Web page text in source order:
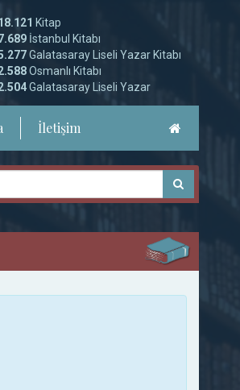
Kitap
İstanbul Kitabı
Galatasaray Liseli Yazar Kitabı
Osmanlı Kitabı
Galatasaray Liseli Yazar
İletişim